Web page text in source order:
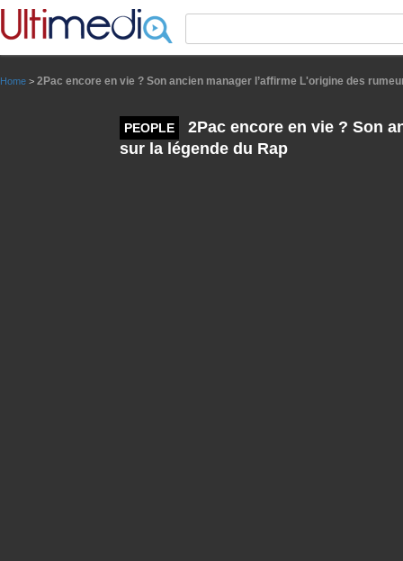
Home > 2Pac encore en vie ? Son ancien manager l’affirme L'origine des
PEOPLE
2Pac encore en vie ? Son
sur la légende du Rap
Panneau de gestion des cookies